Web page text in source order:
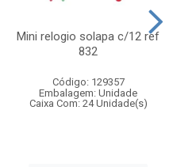
Mini relogio solapa c/12 ref
832
Código: 129357
Embalagem: Unidade
Caixa Com: 24 Unidade(s)